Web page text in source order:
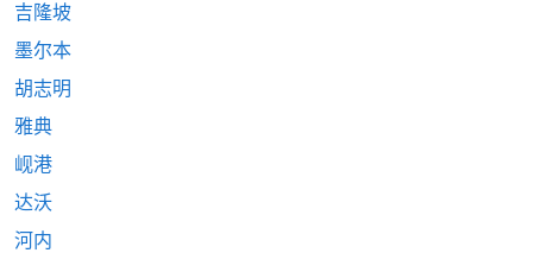
吉隆坡
墨尔本
胡志明
雅典
岘港
达沃
河内